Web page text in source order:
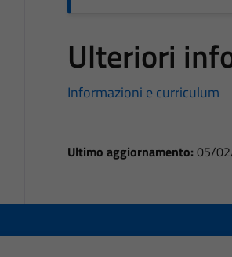
Ulteriori
Informazioni e curriculum
Ultimo aggiornamento: 05/